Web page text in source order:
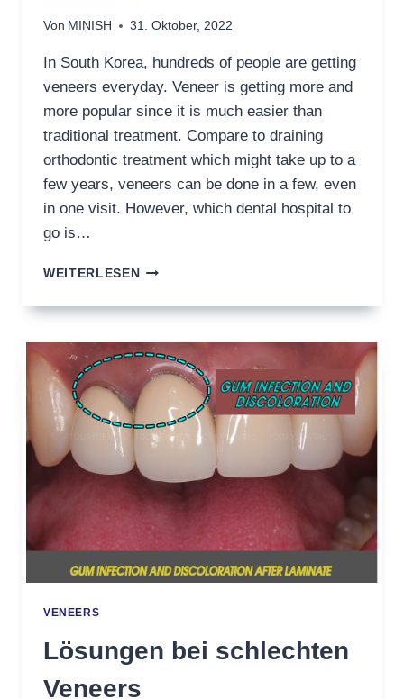
Von MINISH 31. Oktober, 2022
In South Korea, hundreds of people are getting
veneers everyday. Veneer is getting more and
more popular since it is much easier than
traditional treatment. Compare to draining
orthodontic treatment which might take up to a
few years, veneers can be done in a few, even
in one visit. However, which dental hospital to
go is…
WEITERLESENWIE
MAN
BESTEN
VENEER
ZAHNARZT
-
DINGE
SIE
BEACHTEN
MÜSSEN
VENEERS
Lösungen bei schlechten
Veneers